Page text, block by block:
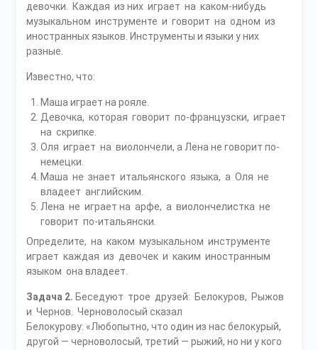
девочки. Каждая из них играет на каком-нибудь
музыкальном инструменте и говорит на одном из
иностранных языков. Инструменты и языки у них
разные.
Известно, что:
Маша играет на рояле.
Девочка, которая говорит по-французски, играет
на скрипке.
Оля играет на виолончели, а Лена не говорит по-
немецки.
Маша не знает итальянского языка, а Оля не
владеет английским.
Лена не играет на арфе, а виолончелистка не
говорит по-итальянски.
Определите, на каком музыкальном инструменте
играет каждая из девочек и каким иностранным
языком она владеет.
Задача 2. Беседуют трое друзей: Белокуров, Рыжов
и Чернов. Черноволосый сказал
Белокурову: «Любопытно, что один из нас белокурый,
другой — черноволосый, третий — рыжий, но ни у кого